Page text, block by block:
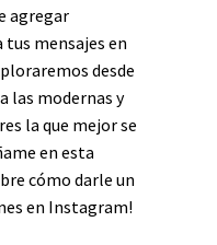
agregar
mensajes en
desde
las modernas y
la que mejor se
en esta
cómo darle un
en Instagram!